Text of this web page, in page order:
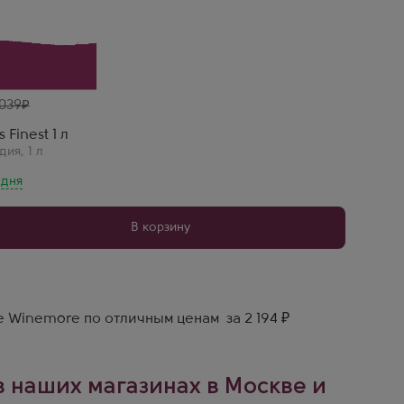
Finest 1 л
, 1 л
В корзину
Winemore по отличным ценам за 2 194 ₽
наших магазинах в Москве и